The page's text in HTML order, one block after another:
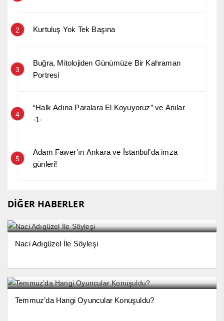
2 Kurtuluş Yok Tek Başına
3
Buğra, Mitolojiden Günümüze Bir Kahraman
Portresi
4
“Halk Adına Paralara El Koyuyoruz” ve Anılar
-1-
5
Adam Fawer’ın Ankara ve İstanbul’da imza
günleri!
DİĞER HABERLER
Naci Adıgüzel İle Söyleşi
Temmuz’da Hangi Oyuncular Konuşuldu?